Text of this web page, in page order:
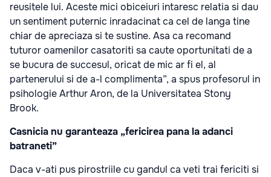
reusitele lui. Aceste mici obiceiuri intaresc relatia si dau
un sentiment puternic inradacinat ca cel de langa tine
chiar de apreciaza si te sustine. Asa ca recomand
tuturor oamenilor casatoriti sa caute oportunitati de a
se bucura de succesul, oricat de mic ar fi el, al
partenerului si de a-l complimenta”, a spus profesorul in
psihologie Arthur Aron, de la Universitatea Stony
Brook.
Casnicia nu garanteaza „fericirea pana la adanci
batraneti”
Daca v-ati pus pirostriile cu gandul ca veti trai fericiti si